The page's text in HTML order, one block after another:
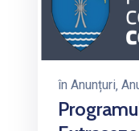
în Anunțuri‚